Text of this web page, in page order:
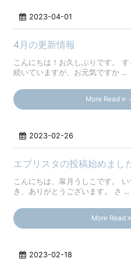
2023-04-01
4月の更新情報
こんにちは！お久しぶりです。
続いていますが、お元気ですか ...
More Read
2023-02-26
エブリスタの投稿始めまし
こんにちは、皐月うしこです。
き、ありがとうございます。 さ ...
More Read
2023-02-18